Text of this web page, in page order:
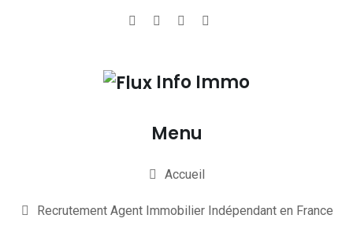
Info Immo
Menu
Accueil
Recrutement Agent Immobilier Indépendant en France